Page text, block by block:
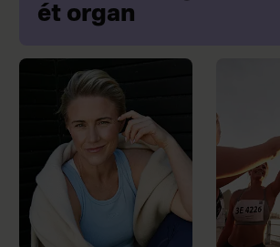
ét organ